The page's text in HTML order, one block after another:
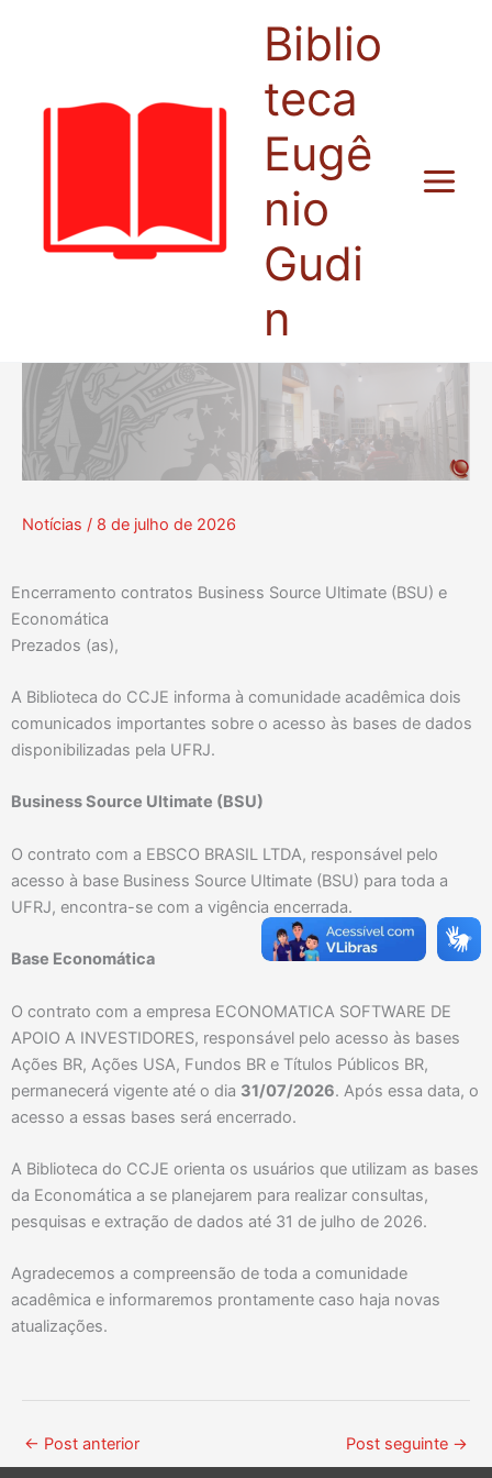
Biblio
teca
Eugê
nio
Gudi
n
Notícias / 8 de julho de 2026
Encerramento contratos Business Source Ultimate (BSU) e
Economática
Prezados (as),
A Biblioteca do CCJE informa à comunidade acadêmica dois
comunicados importantes sobre o acesso às bases de dados
disponibilizadas pela UFRJ.
Business Source Ultimate (BSU)
O contrato com a EBSCO BRASIL LTDA, responsável pelo
acesso à base Business Source Ultimate (BSU) para toda a
UFRJ, encontra-se com a vigência encerrada.
Base Economática
O contrato com a empresa ECONOMATICA SOFTWARE DE
APOIO A INVESTIDORES, responsável pelo acesso às bases
Ações BR, Ações USA, Fundos BR e Títulos Públicos BR,
permanecerá vigente até o dia 31/07/2026. Após essa data, o
acesso a essas bases será encerrado.
A Biblioteca do CCJE orienta os usuários que utilizam as bases
da Economática a se planejarem para realizar consultas,
pesquisas e extração de dados até 31 de julho de 2026.
Agradecemos a compreensão de toda a comunidade
acadêmica e informaremos prontamente caso haja novas
atualizações.
← Post anterior Post seguinte →